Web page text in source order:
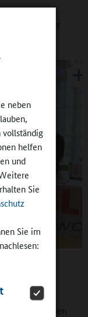
neben
helfen
und
Sie
Sie im
starker
eine
in der fachlichen